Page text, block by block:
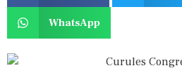
WhatsApp